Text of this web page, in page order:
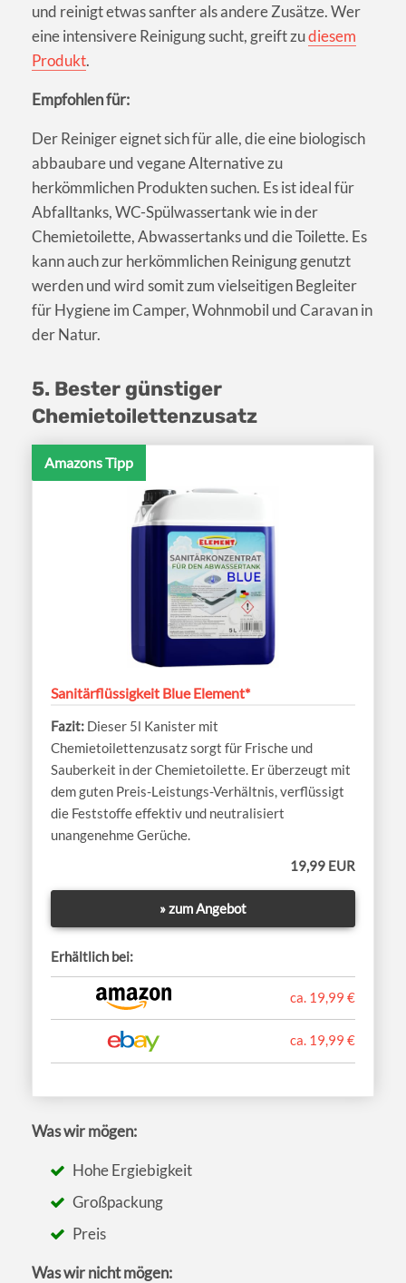
und reinigt etwas sanfter als andere Zusätze. Wer
eine intensivere Reinigung sucht, greift zudiesem
Produkt.
Empfohlen für:
Der Reiniger eignet sich für alle, die eine biologisch
abbaubare und vegane Alternative zu
herkömmlichen Produkten suchen. Es ist ideal für
Abfalltanks, WC-Spülwassertank wie in der
Chemietoilette, Abwassertanks und die Toilette. Es
kann auch zur herkömmlichen Reinigung genutzt
werden und wird somit zum vielseitigen Begleiter
für Hygiene im Camper, Wohnmobil und Caravan in
der Natur.
5. Bester günstiger
Chemietoilettenzusatz
Amazons Tipp
Sanitärflüssigkeit Blue Element*
Dieser 5l Kanister mit
Chemietoilettenzusatz sorgt für Frische und
Sauberkeit in der Chemietoilette. Er überzeugt mit
dem guten Preis-Leistungs-Verhältnis, verflüssigt
die Feststoffe effektiv und neutralisiert
unangenehme Gerüche.
19,99 EUR
» zum Angebot
Erhältlich bei:
ca. 19,99 €
ca. 19,99 €
Was wir mögen:
Hohe Ergiebigkeit
Großpackung
Preis
Was wir nicht mögen: